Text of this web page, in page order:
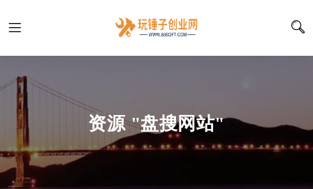
资源 "盘搜网站"